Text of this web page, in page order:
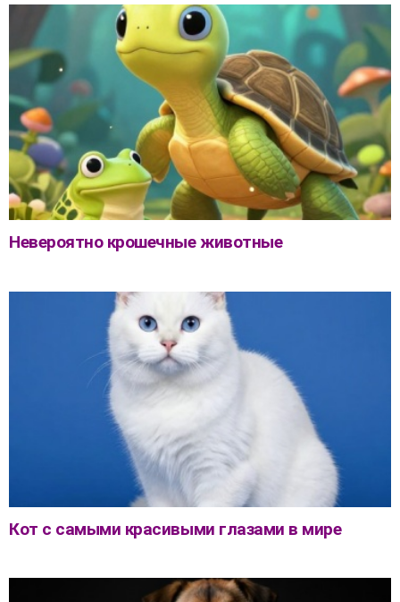
Невероятно крошечные животные
Кот с самыми красивыми глазами в мире